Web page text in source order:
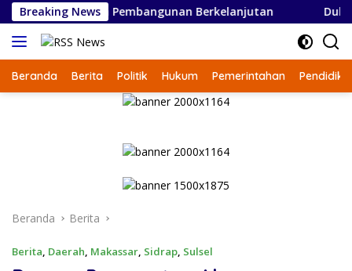
Langsung
ke
konten
Breaking News
Fokus pada Pembangunan Berkelanjutan Dukung
Beranda Berita Politik Hukum Pemerintahan
Beranda Berita
Berita, Daerah, Makassar, Sidrap, Sulsel